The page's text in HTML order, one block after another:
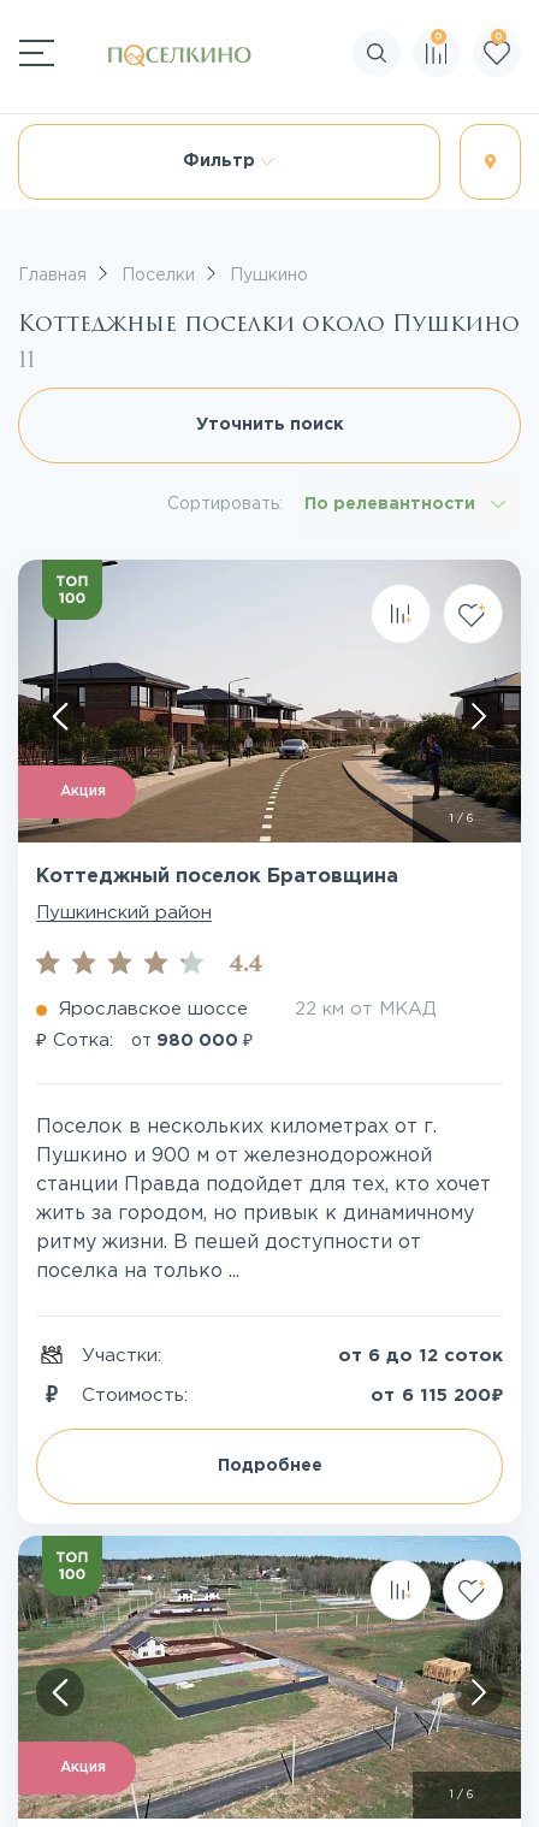
Поиск по сайту
0 0
Фильтр
Главная Поселки Пушкино
Коттеджные поселки около Пушкино
11
Уточнить поиск
Сортировать: По релевантности
Акция
1 / 6
Коттеджный поселок Братовщина
Пушкинский район
4.4
Ярославское шоссе 22 км от МКАД
₽ Сотка: от 980 000 ₽
Поселок в нескольких километрах от г.
Пушкино и 900 м от железнодорожной
станции Правда подойдет для тех, кто хочет
жить за городом, но привык к динамичному
ритму жизни. В пешей доступности от
поселка на только ...
Участки: от 6 до 12 соток
Стоимость: от 6 115 200₽
Подробнее
Акция
/ 6